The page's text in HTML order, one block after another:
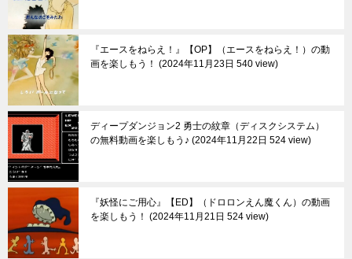
『エースをねらえ！』【OP】（エースをねらえ！）の動
画を楽しもう！
2024年11月23日 540 view
ディープダンジョン2 勇士の紋章（ディスクシステム）
の無料動画を楽しもう♪ 2024年11月22日 524 view
『妖怪にご用心』【ED】（ドロロンえん魔くん）の動画
を楽しもう！
2024年11月21日 524 view